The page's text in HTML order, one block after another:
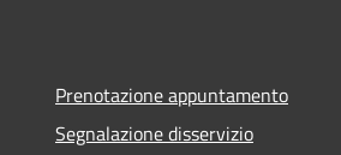
Prenotazione appuntamento
Segnalazione disservizio